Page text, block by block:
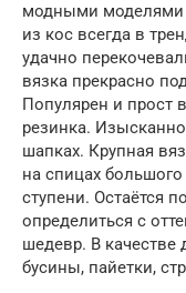
модными моделями
из кос всегда в
удачно
вязка прекрасно
Популярен и прост
резинка.
шапках. Крупная
на спицах
ступени. Остаётся
определиться с
шедевр. В качестве
бусины, пайетки,